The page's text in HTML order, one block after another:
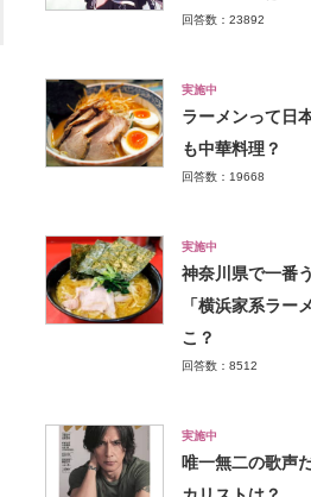
回答数：23892
実施中
ラーメンって日
も中華料理？
回答数：19668
実施中
神奈川県で一番
「横浜家系ラー
こ？
回答数：8512
実施中
唯一無二の歌声